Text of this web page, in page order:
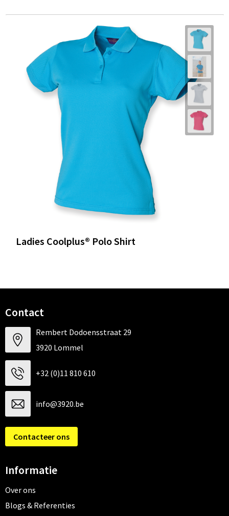
Ladies Coolplus® Polo Shirt
Contact
Rembert Dodoensstraat 29
3920 Lommel
+32 (0)11 810 610
info@3920.be
Contacteer ons
Informatie
Over ons
Blogs & Referenties